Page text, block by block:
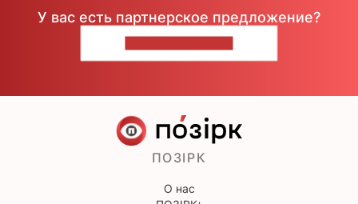
У вас есть партнерское предложение?
ПОЗІРК
О нас